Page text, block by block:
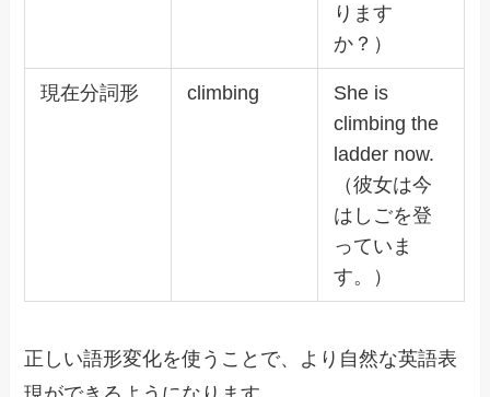
ります
か？）
現在分詞形 climbing
She is
climbing the
ladder now.
（彼女は今
はしごを登
っていま
す。）
正しい語形変化を使うことで、より自然な英語表